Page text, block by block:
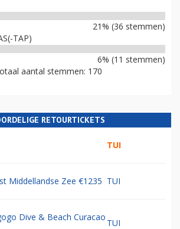
21% (36 stemmen)
TAP)
6% (11 stemmen)
aantal stemmen: 170
RETOURTICKETS
TUI
Middellandse Zee €1235 TUI
Dive & Beach Curacao
TUI